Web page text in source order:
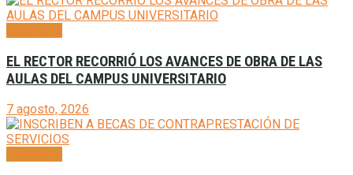
EL RECTOR RECORRIÓ LOS AVANCES DE OBRA DE LAS
AULAS DEL CAMPUS UNIVERSITARIO
7 agosto, 2026